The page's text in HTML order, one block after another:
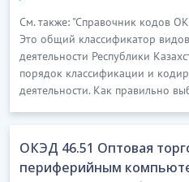
См. также: "Справочник кодов
Это общий классификатор
деятельности Республики
порядок классификации и
деятельности. Как правильно
ОКЭД 46.51 Оптовая
периферийным